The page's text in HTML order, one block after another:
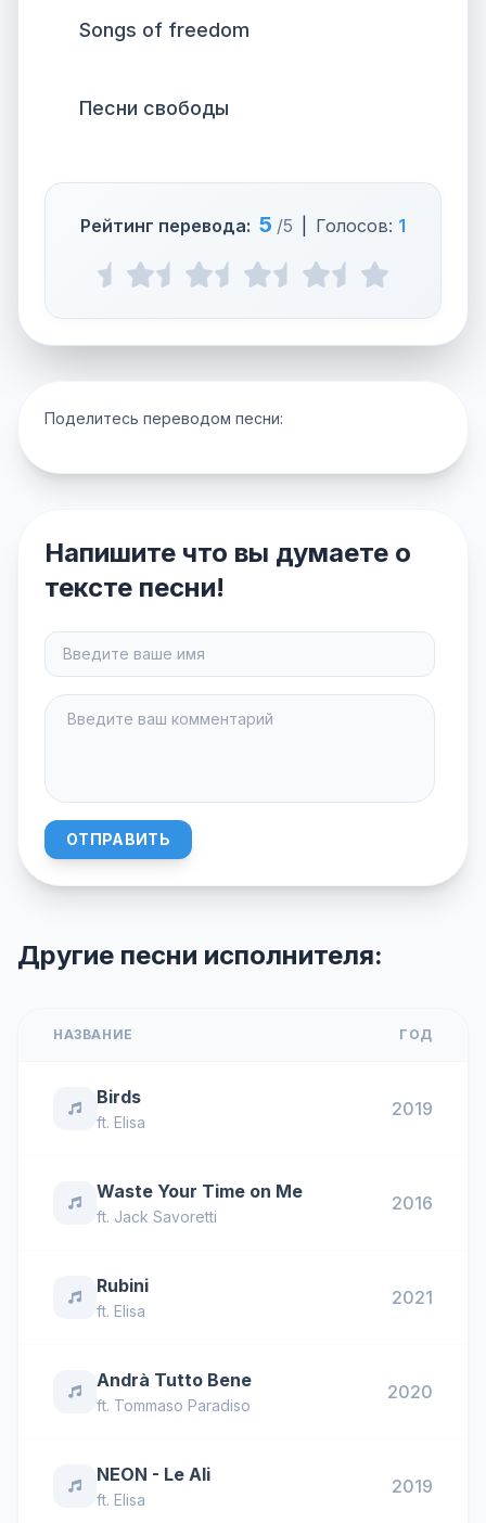
Songs of freedom
Песни свободы
Рейтинг перевода: 5 /5 Голосов: 1
Поделитесь переводом песни:
Напишите что вы думаете о
тексте песни!
ОТПРАВИТЬ
Другие песни исполнителя:
НАЗВАНИЕ ГОД
Birds
ft. Elisa
2019
Waste Your Time on Me
ft. Jack Savoretti
2016
Rubini
ft. Elisa
2021
Andrà Tutto Bene
ft. Tommaso Paradiso
2020
NEON - Le Ali
ft. Elisa
2019